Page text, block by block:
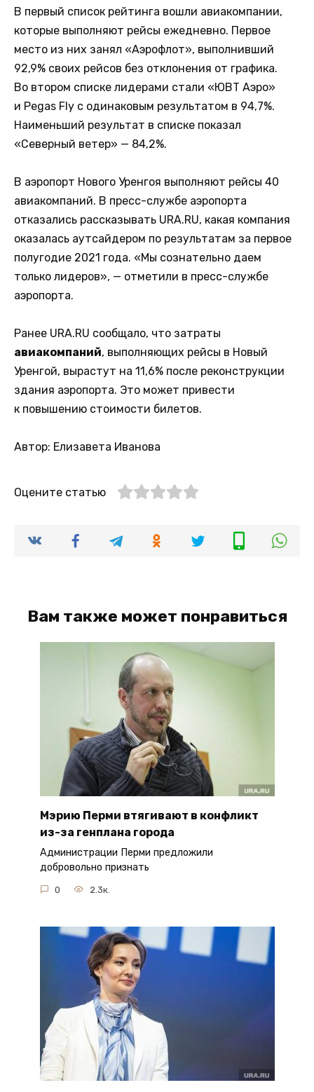
В первый список рейтинга вошли авиакомпании,
которые выполняют рейсы ежедневно. Первое
место из них занял «Аэрофлот», выполнивший
92,9% своих рейсов без отклонения от графика.
Во втором списке лидерами стали «ЮВТ Аэро»
и Pegas Fly с одинаковым результатом в 94,7%.
Наименьший результат в списке показал
«Северный ветер» — 84,2%.
В аэропорт Нового Уренгоя выполняют рейсы 40
авиакомпаний. В пресс-службе аэропорта
отказались рассказывать URA.RU, какая компания
оказалась аутсайдером по результатам за первое
полугодие 2021 года. «Мы сознательно даем
только лидеров», — отметили в пресс-службе
аэропорта.
Ранее URA.RU сообщало, что затраты
авиакомпаний, выполняющих рейсы в Новый
Уренгой, вырастут на 11,6% после реконструкции
здания аэропорта. Это может привести
к повышению стоимости билетов.
Автор: Елизавета Иванова
Оцените статью
Вам также может понравиться
Мэрию Перми втягивают в конфликт
из-за генплана города
Администрации Перми предложили
добровольно признать
0 2.3к.